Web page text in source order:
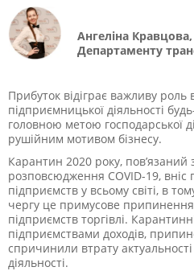
Ангеліна
Департаменту
Прибуток відіграє важливу роль
підприємницької діяльності
головною метою господарської
рушійним мотивом бізнесу.
Карантин 2020 року, пов’язаний
розповсюдження COVID-19, вніс
підприємств у всьому світі, в
чергу це примусове припинення
підприємств торгівлі.
підприємствами доходів,
спричинили втрату
діяльності.